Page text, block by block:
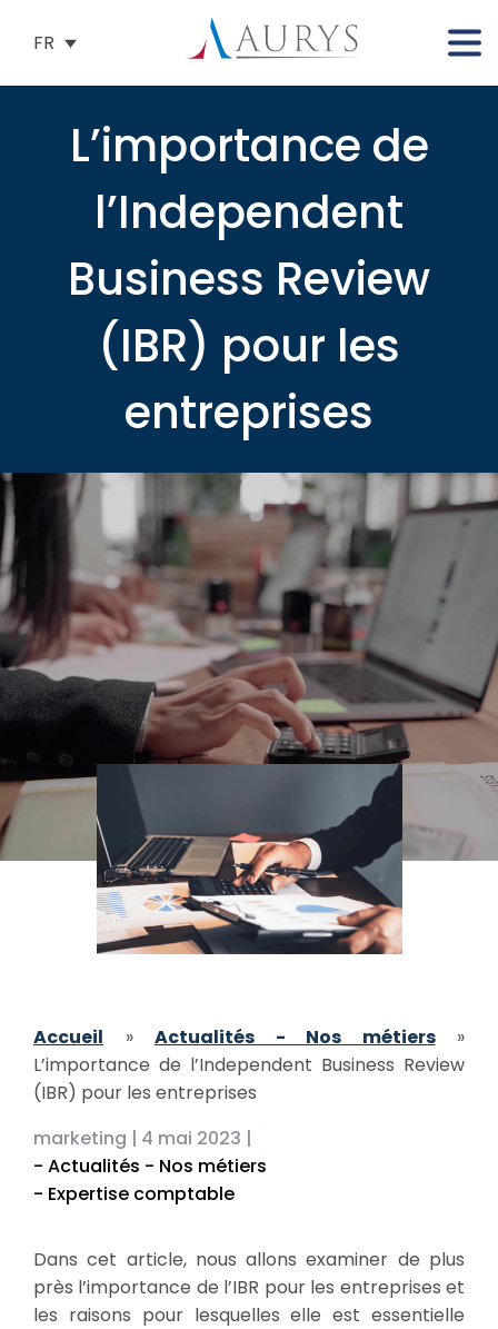
FR
L’importance de
l’Independent
Business Review
(IBR) pour les
entreprises
Accueil » Actualités - Nos métiers»
L’importance de l’Independent Business Review
(IBR) pour les entreprises
marketing | 4 mai 2023 |
- Actualités - Nos métiers
- Expertise comptable
Dans cet article, nous allons examiner de plus
près l’importance de l’IBR pour les entreprises et
les raisons pour lesquelles elle est essentielle